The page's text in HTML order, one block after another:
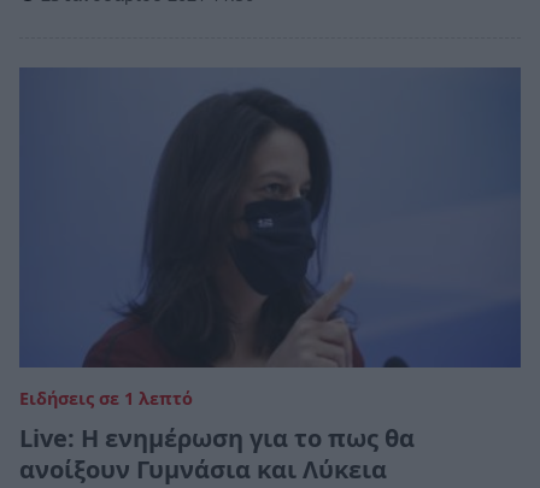
Ειδήσεις σε 1 λεπτό
Live: Η ενημέρωση για το πως θα
ανοίξουν Γυμνάσια και Λύκεια